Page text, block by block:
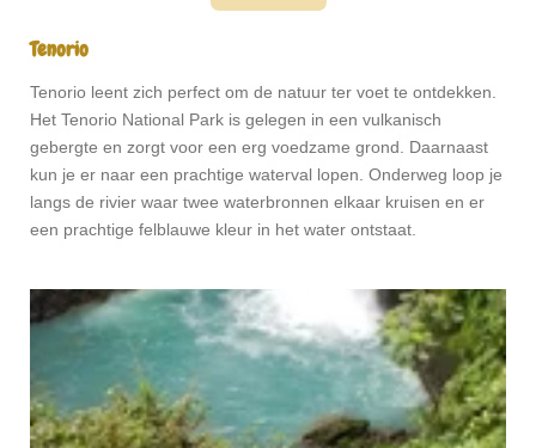
Tenorio
Tenorio leent zich perfect om de natuur ter voet te ontdekken.
Het Tenorio National Park is gelegen in een vulkanisch
gebergte en zorgt voor een erg voedzame grond. Daarnaast
kun je er naar een prachtige waterval lopen. Onderweg loop je
langs de rivier waar twee waterbronnen elkaar kruisen en er
een prachtige felblauwe kleur in het water ontstaat.